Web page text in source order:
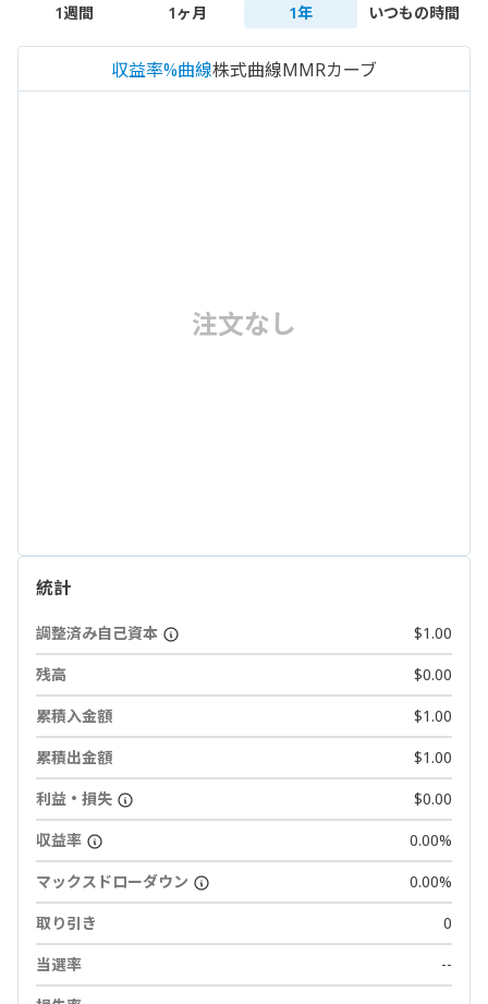
1週間 1ヶ月 1年 いつもの時間
収益率%曲線株式曲線MMRカーブ
注文なし
統計
調整済み自己資本
$1.00
残高
$0.00
累積入金額
$1.00
累積出金額
$1.00
利益・損失
$0.00
収益率
0.00%
マックスドローダウン
0.00%
取り引き
0
当選率
--